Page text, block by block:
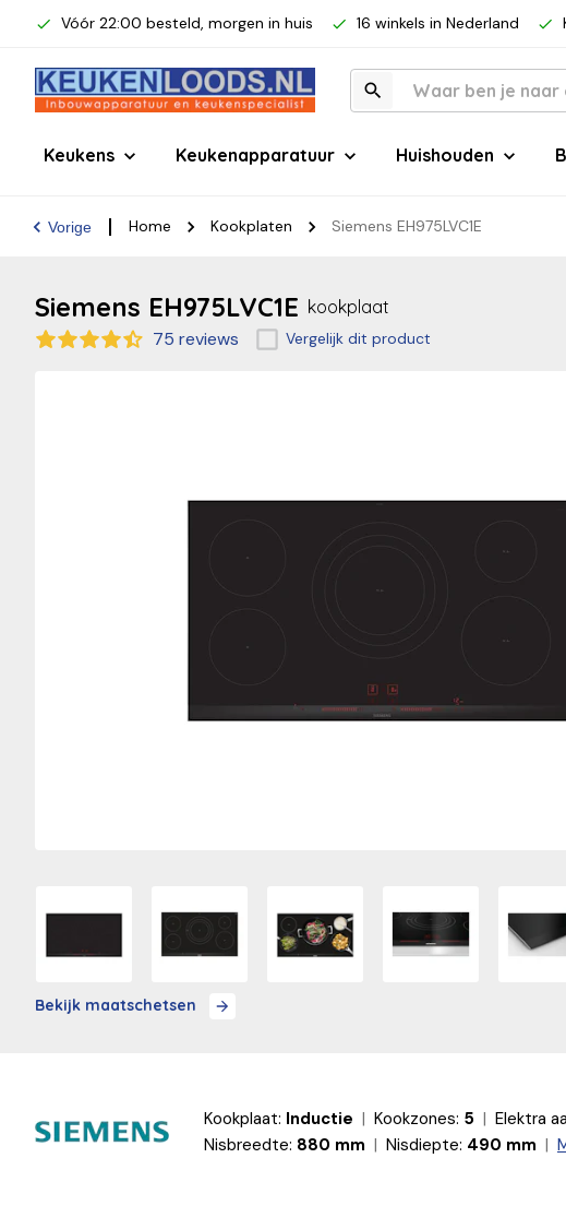
Vóór 22:00 besteld, morgen in huis 16 winkels in Nederland
Keukens Keukenapparatuur Huishouden
Vorige Home Kookplaten Siemens EH975LVC1E
Siemens EH975LVC1E kookplaat
75 reviews Vergelijk dit product
Bekijk maatschetsen
Kookplaat: Inductie Kookzones: 5 Elektra
Nisbreedte: 880 mm Nisdiepte: 490 mm